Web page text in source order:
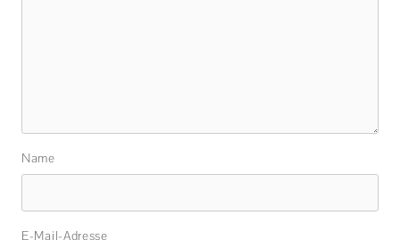
Name
E-Mail-Adresse